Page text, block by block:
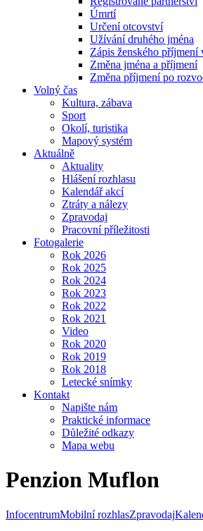
Úmrtí
Určení otcovství
Užívání druhého jména
Zápis ženského příjmení
Změna jména a příjmení
Změna příjmení po
Volný čas
Kultura, zábava
Sport
Okolí, turistika
Mapový systém
Aktuálně
Aktuality
Hlášení rozhlasu
Kalendář akcí
Ztráty a nálezy
Zpravodaj
Pracovní příležitosti
Fotogalerie
Rok 2026
Rok 2025
Rok 2024
Rok 2023
Rok 2022
Rok 2021
Video
Rok 2020
Rok 2019
Rok 2018
Letecké snímky
Kontakt
Napište nám
Praktické informace
Důležité odkazy
Mapa webu
Penzion Muflon
InfocentrumMobilní rozhlasZpravodaj